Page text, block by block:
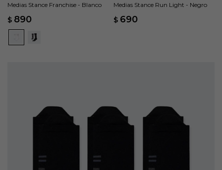
Medias Stance Franchise - Blanco
$ 890
Medias Stance Run Light - Negro
$ 690